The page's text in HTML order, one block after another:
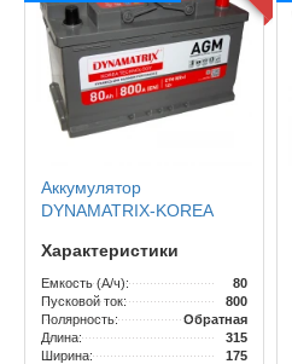
Аккумулятор
DYNAMATRIX-KOREA
800А
Характеристики
Емкость (А/ч):
80
Пусковой ток:
800
Полярность:
Обратная
Длина:
315
Ширина:
175